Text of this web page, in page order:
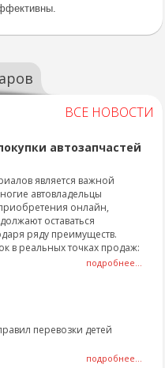
ВСЕ НОВОСТИ
автозапчастей
является важной
автовладельцы
онлайн,
оставаться
ряду преимуществ.
в реальных точках продаж:
подробнее...
перевозки детей
подробнее...